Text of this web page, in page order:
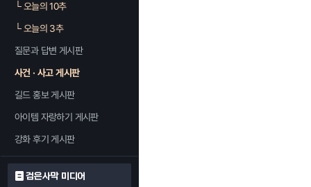
└오늘의 10추
└오늘의 3추
질문과 답변 게시판
사건 · 사고 게시판
길드 홍보 게시판
아이템 자랑하기 게시판
강화 후기 게시판
검은사막 미디어